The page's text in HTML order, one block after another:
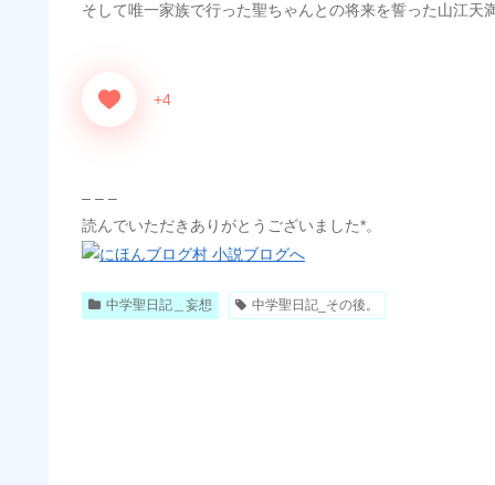
そして唯一家族で行った聖ちゃんとの将来を誓った山江天
+4
– – –
読んでいただきありがとうございました*。
中学聖日記＿妄想 中学聖日記_その後。